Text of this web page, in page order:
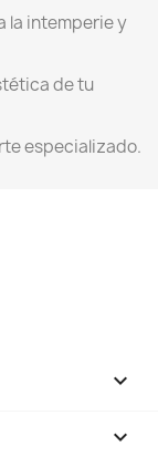
la intemperie y
de tu
especializado.

